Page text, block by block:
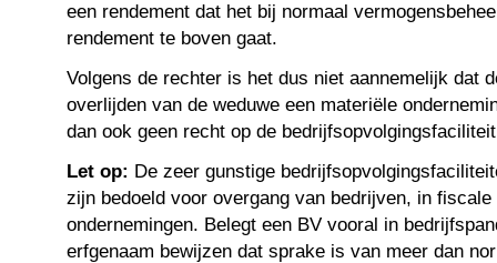
een rendement dat het bij normaal
rendement te boven gaat.
Volgens de rechter is het dus niet aannemelijk dat
overlijden van de weduwe een materiële
dan ook geen recht op de
Let op: De zeer gunstige
zijn bedoeld voor overgang van bedrijven, in
ondernemingen. Belegt een BV vooral in
erfgenaam bewijzen dat sprake is van meer dan